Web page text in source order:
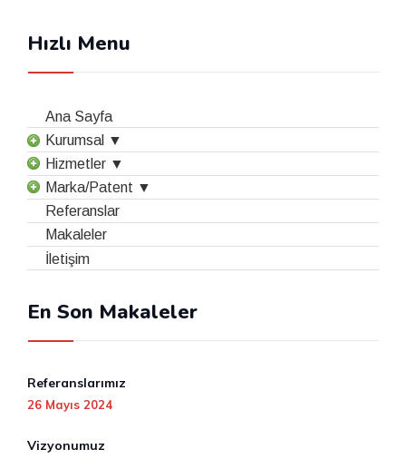
Hızlı Menu
Ana Sayfa
Kurumsal ▼
Hizmetler ▼
Marka/Patent ▼
Referanslar
Makaleler
İletişim
En Son Makaleler
Referanslarımız
26 Mayıs 2024
Vizyonumuz